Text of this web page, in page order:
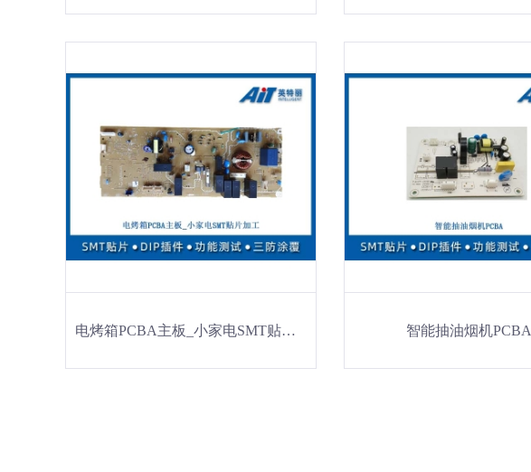
电烤箱PCBA主板_小家电SMT贴片加工 智能抽油烟机PCBA